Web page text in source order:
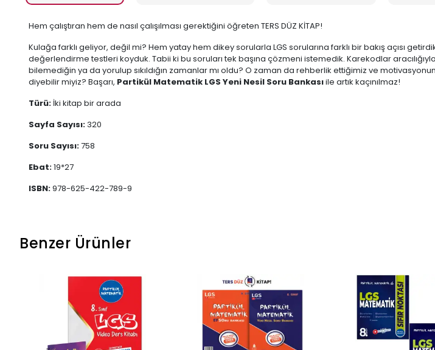
Hem çalıştıran hem de nasıl çalışılması gerektiğini öğreten TERS DÜZ KİTAP!
Kulağa farklı geliyor, değil mi? Hem yatay hem dikey sorularla LGS sorularına farklı bir bakış açısı
değerlendirme testleri koyduk. Tabii ki bu soruları tek başına çözmeni istemedik. Karekodlar
bilemediğin ya da yorulup sıkıldığın zamanlar mı oldu? O zaman da rehberlik ettiğimiz ve
diyebilir miyiz? Başarı, Partikül Matematik LGS Yeni Nesil Soru Bankasıile artık kaçınılmaz!
Türü: İki kitap bir arada
Sayfa Sayısı:320
Soru Sayısı:758
Ebat:19*27
ISBN:978-625-422-789-9
Benzer Ürünler